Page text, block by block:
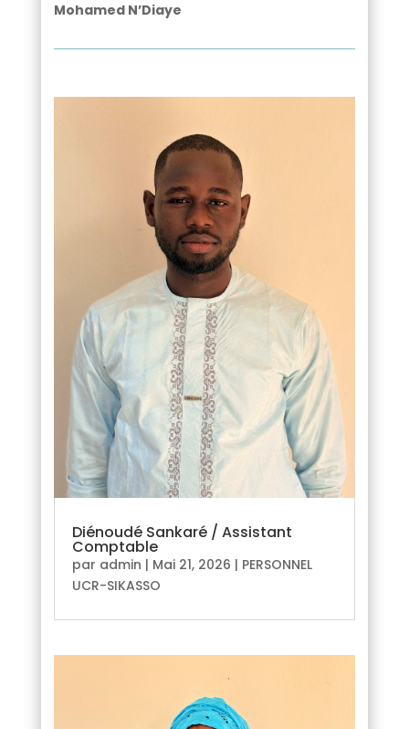
Mohamed N’Diaye
Diénoudé Sankaré / Assistant
Comptable
par admin | Mai 21, 2026 | PERSONNEL
UCR-SIKASSO